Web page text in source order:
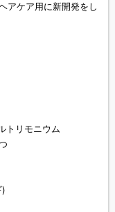
アケア用に新開発をし
トリモニウム
)